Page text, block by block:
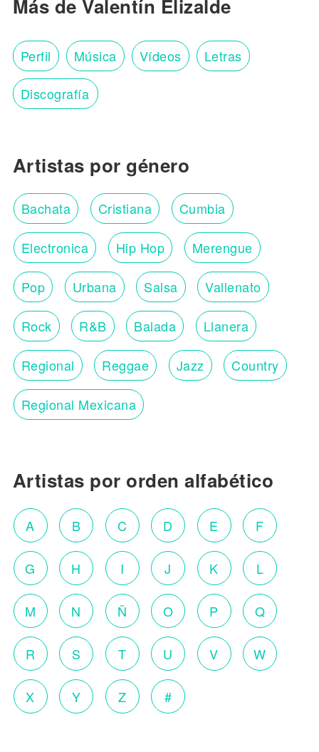
Más de Valentín Elizalde
Perfil Música Vídeos Letras
Discografía
Artistas por género
Bachata Cristiana Cumbia
Electronica Hip Hop Merengue
Pop Urbana Salsa Vallenato
Rock R&B Balada Llanera
Regional Reggae Jazz Country
Regional Mexicana
Artistas por orden alfabético
A B C D E F
G H I J K L
M N Ñ O P Q
R S T U V W
X Y Z #